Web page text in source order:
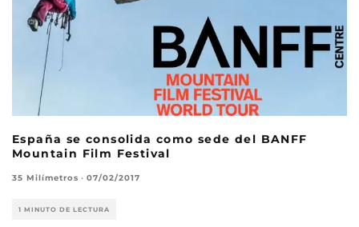
España se consolida como sede del BANFF
Mountain Film Festival
35 Milímetros · 07/02/2017
1 MINUTO DE LECTURA